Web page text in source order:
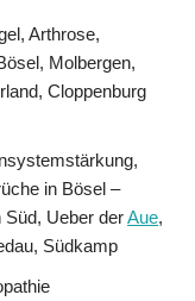
Arthrose,
Molbergen,
Cloppenburg
in Bösel –
Ueber derAue,
Südkamp